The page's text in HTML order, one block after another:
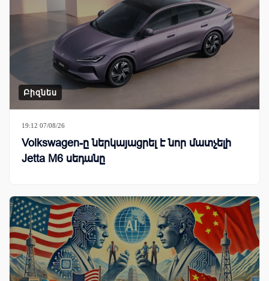
Բիզնես
19:12 07/08/26
Volkswagen-ը ներկայացրել է նոր մատչելի
Jetta M6 սեդանը